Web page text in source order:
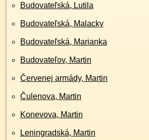
Budovateľská, Lutila
Budovateľská, Malacky
Budovateľská, Marianka
Budovateľov, Martin
Červenej armády, Martin
Čulenova, Martin
Konevova, Martin
Leningradská, Martin